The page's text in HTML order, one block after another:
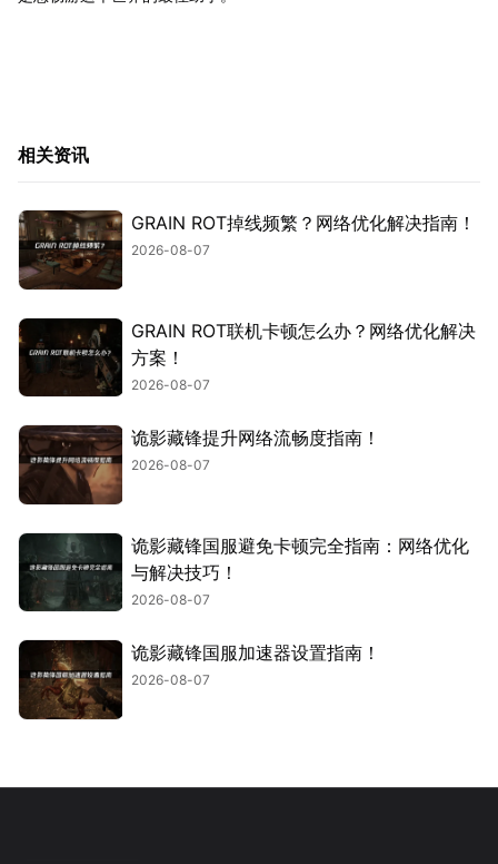
相关资讯
GRAIN ROT掉线频繁？网络优化解决指南！
2026-08-07
GRAIN ROT联机卡顿怎么办？网络优化解决
方案！
2026-08-07
诡影藏锋提升网络流畅度指南！
2026-08-07
诡影藏锋国服避免卡顿完全指南：网络优化
与解决技巧！
2026-08-07
诡影藏锋国服加速器设置指南！
2026-08-07